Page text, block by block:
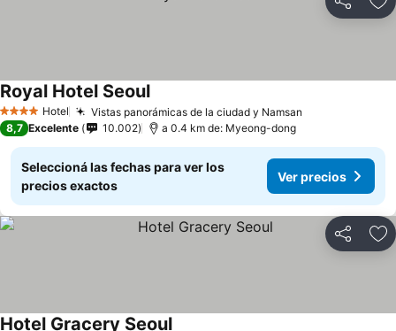
Compartir
4 EstrellasHotel Vistas panorámicas de la ciudad y Namsan
Royal Hotel Seoul
8,7 Excelente 10.002 a 0.4 km de: Myeong-dong
Seleccioná las fechas para ver los
precios exactos
Ver precios
Compartir
Hotel Gracery Seoul